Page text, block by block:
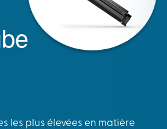
les plus élevées en matière